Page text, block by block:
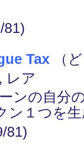
81)
Tax （
レア
ンの自分
ン１つを
81)